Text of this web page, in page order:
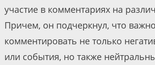
участие в комментариях на
Причем, он подчеркнул, что важно
комментировать не только
или события, но также